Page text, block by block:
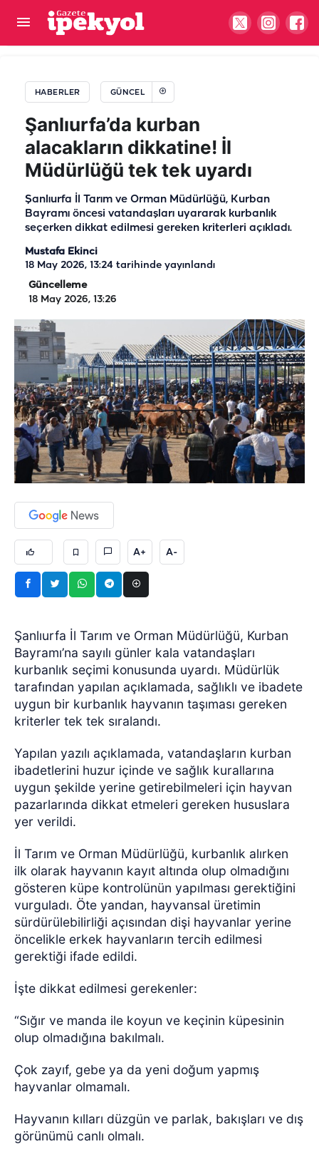
HABERLER GÜNCEL
Şanlıurfa’da kurban
alacakların dikkatine! İl
Müdürlüğü tek tek uyardı
Şanlıurfa İl Tarım ve Orman Müdürlüğü, Kurban
Bayramı öncesi vatandaşları uyararak kurbanlık
seçerken dikkat edilmesi gereken kriterleri açıkladı.
Mustafa Ekinci
18 May 2026, 13:24 tarihinde yayınlandı
Güncelleme
18 May 2026, 13:26
A+ A-
Şanlıurfa İl Tarım ve Orman Müdürlüğü, Kurban
Bayramı’na sayılı günler kala vatandaşları
kurbanlık seçimi konusunda uyardı. Müdürlük
tarafından yapılan açıklamada, sağlıklı ve ibadete
uygun bir kurbanlık hayvanın taşıması gereken
kriterler tek tek sıralandı.
Yapılan yazılı açıklamada, vatandaşların kurban
ibadetlerini huzur içinde ve sağlık kurallarına
uygun şekilde yerine getirebilmeleri için hayvan
pazarlarında dikkat etmeleri gereken hususlara
yer verildi.
İl Tarım ve Orman Müdürlüğü, kurbanlık alırken
ilk olarak hayvanın kayıt altında olup olmadığını
gösteren küpe kontrolünün yapılması gerektiğini
vurguladı. Öte yandan, hayvansal üretimin
sürdürülebilirliği açısından dişi hayvanlar yerine
öncelikle erkek hayvanların tercih edilmesi
gerektiği ifade edildi.
İşte dikkat edilmesi gerekenler:
“Sığır ve manda ile koyun ve keçinin küpesinin
olup olmadığına bakılmalı.
Çok zayıf, gebe ya da yeni doğum yapmış
hayvanlar olmamalı.
Hayvanın kılları düzgün ve parlak, bakışları ve dış
görünümü canlı olmalı.
Şanlıurfa’da okullarda yeni dönem! 30 bin